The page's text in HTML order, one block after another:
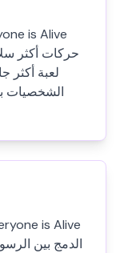
حركات أكثر
الشخصيات
الدمج بين